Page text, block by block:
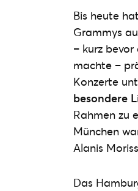
Bis heute
Grammys
– kurz
machte –
Konzerte
besondere
Rahmen zu
München
Alanis
Das